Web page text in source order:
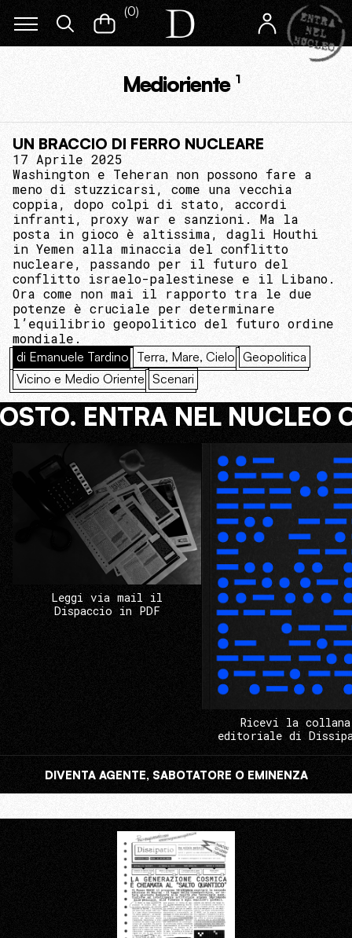
(0)
Medioriente 1
UN BRACCIO DI FERRO NUCLEARE
17 Aprile 2025
Washington e Teheran non possono fare a
meno di stuzzicarsi, come una vecchia
coppia, dopo colpi di stato, accordi
infranti, proxy war e sanzioni. Ma la
posta in gioco è altissima, dagli Houthi
in Yemen alla minaccia del conflitto
nucleare, passando per il futuro del
conflitto israelo-palestinese e il Libano.
Ora come non mai il rapporto tra le due
potenze è cruciale per determinare
l’equilibrio geopolitico del futuro ordine
mondiale.
di Emanuele Tardino Terra, Mare, Cielo Geopolitica
Vicino e Medio Oriente Scenari
ENTRA NEL NUCLEO
Leggi via mail il
Dispaccio in PDF
Ricevi la collana
editoriale di
DIVENTA AGENTE, SABOTATORE O EMINENZA